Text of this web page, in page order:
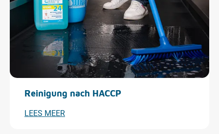
Reinigung nach HACCP
LEES MEER